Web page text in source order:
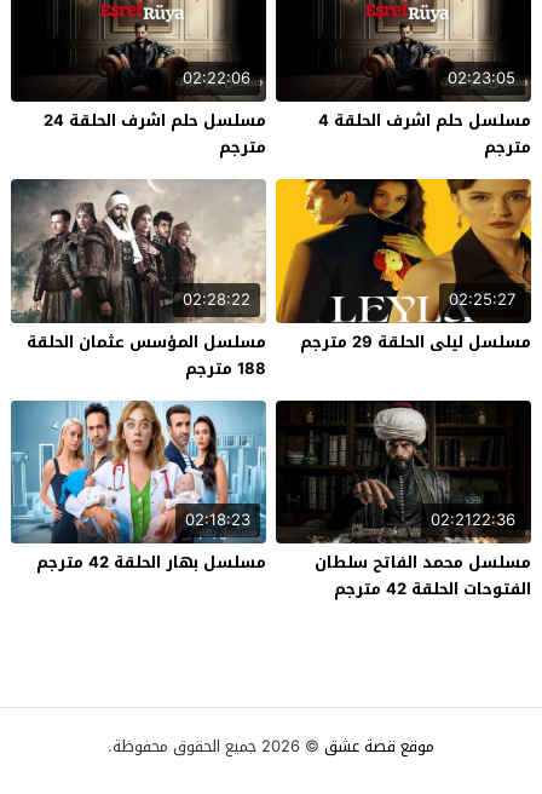
02:23:05
مسلسل حلم اشرف الحلقة 4
مترجم
02:22:06
مسلسل حلم اشرف الحلقة 24
مترجم
02:25:27
مسلسل ليلى الحلقة 29 مترجم
02:28:22
مسلسل المؤسس عثمان الحلقة
188 مترجم
02:2122:36
مسلسل محمد الفاتح سلطان
الفتوحات الحلقة 42 مترجم
02:18:23
مسلسل بهار الحلقة 42 مترجم
موقع قصة عشق © 2026 جميع الحقوق محفوظة.